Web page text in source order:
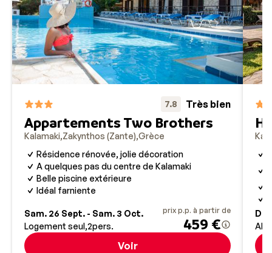
7.8 Très bien
Appartements Two Brothers
Kalamaki Zakynthos (Zante) Grèce
Résidence rénovée, jolie décoration
A quelques pas du centre de Kalamaki
Belle piscine extérieure
Idéal farniente
Sam. 26 Sept. - Sam. 3 Oct.
Logement seul 2pers.
prix p.p. à partir de
459 €
Voir
All